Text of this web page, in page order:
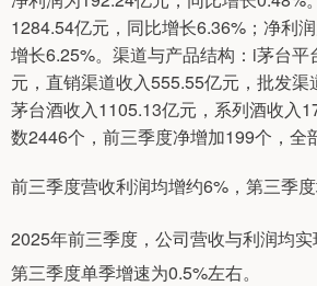
1284.54亿元，同比增长6.36%；净利
增长6.25%。渠道与产品结构：i茅台
元，直销渠道收入555.55亿元，批发渠
茅台酒收入1105.13亿元，系列酒收入
数2446个，前三季度净增加199个，全
前三季度营收利润均增约6%，第三季
2025年前三季度，公司营收与利润均实
第三季度单季增速为0.5%左右。